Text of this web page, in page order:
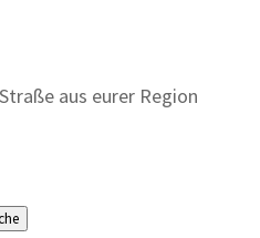
aus eurer Region